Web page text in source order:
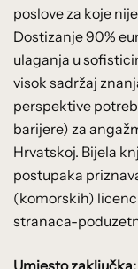
poslove za koje
Dostizanje 90%
ulaganja u
visok sadržaj
perspektive
barijere) za
Hrvatskoj. Bijela
postupaka
(komorskih)
stranaca-
Umjesto